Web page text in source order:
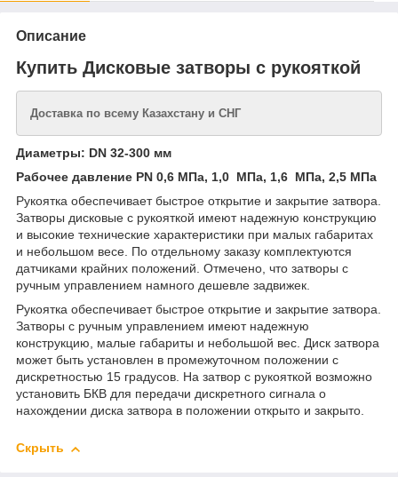
Описание
Купить Дисковые затворы с рукояткой
Доставка по всему Казахстану и СНГ
Диаметры: DN 32-300 мм
Рабочее давление PN 0,6 МПа, 1,0 МПа, 1,6 МПа, 2,5 МПа
Рукоятка обеспечивает быстрое открытие и закрытие затвора.
Затворы дисковые с рукояткой имеют надежную конструкцию
и высокие технические характеристики при малых габаритах
и небольшом весе. По отдельному заказу комплектуются
датчиками крайних положений. Отмечено, что затворы с
ручным управлением намного дешевле задвижек.
Рукоятка обеспечивает быстрое открытие и закрытие затвора.
Затворы с ручным управлением имеют надежную
конструкцию, малые габариты и небольшой вес. Диск затвора
может быть установлен в промежуточном положении с
дискретностью 15 градусов. На затвор с рукояткой возможно
установить БКВ для передачи дискретного сигнала о
нахождении диска затвора в положении открыто и закрыто.
Скрыть